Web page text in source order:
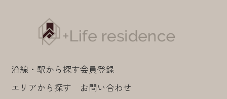
沿線・駅から探す
エリアから探す
会員登録
お問い合わせ